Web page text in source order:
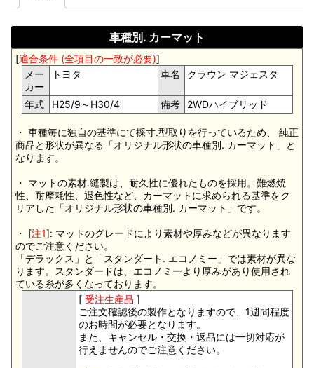
車種別. カーマット
[適合条件 (全項目の一致が必要)]
メー
カー
トヨタ 車名 クラウン マジェスタ
年式 H25/9～H30/4 備考 2WDハイブリッド
・ 車種毎に独自の基準にて採寸.型取りを行っているため、 純正
商品と形状が異なる「オリジナル形状の車種別. カーマット」と
なります。
・ マットの素材.縫製は、耐久性に優れたものを採用。難燃焼
性、耐摩耗性、退色性など、カーマットに求められる基準をク
リアした「オリジナル形状の車種別. カーマット」です。
・ [注1]: マットのグレードにより素材や厚みなどが異なります
のでご注意ください。
「デラックス」と「スタンダート. エコノミー」では素材が異な
ります。スタンダードは、エコノミーより厚みがあり使用され
ている糸が多くなっております。
[ 受注生産品 ]
ご注文確認後の製作となりますので、1週間程度
のお時間が必要となります。
また、キャンセル・交換・返品には一切対応が
行えませんのでご注意ください。